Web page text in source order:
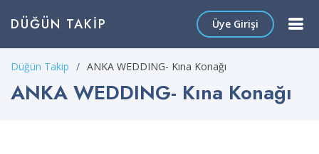
DÜĞÜN TAKIP Üye Girişi
Düğün Takip ANKA WEDDING- Kına Konağı
ANKA WEDDING- Kına Konağı